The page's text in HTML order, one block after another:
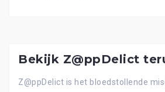
Bekijk Z@ppDelict
Z@ppDelict is het bloedstollende